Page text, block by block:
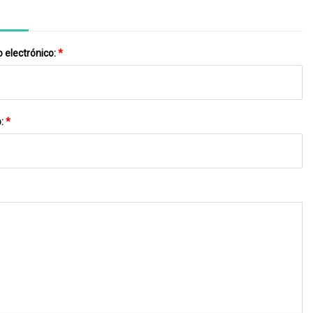
electrónico:*
*